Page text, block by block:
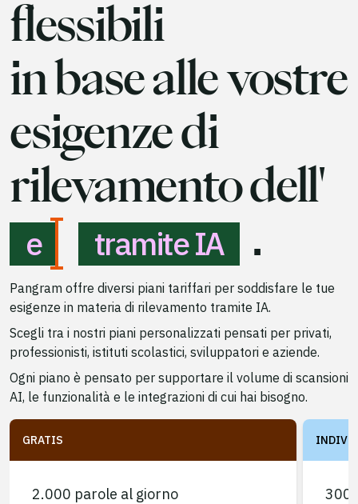
flessibili
in base alle vostre
esigenze di
rilevamento dell'
e tramite IA .
Pangram offre diversi piani tariffari per soddisfare le tue
esigenze in materia di rilevamento tramite IA.
Scegli tra i nostri piani personalizzati pensati per privati,
professionisti, istituti scolastici, sviluppatori e aziende.
Ogni piano è pensato per supportare il volume di scansioni
AI, le funzionalità e le integrazioni di cui hai bisogno.
GRATIS
2.000 parole al giorno